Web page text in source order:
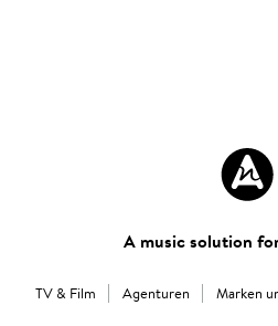
A music solution
TV & Film Agenturen Marken